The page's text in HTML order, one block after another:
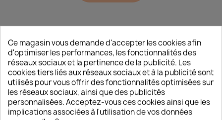
L’ACTUALITÉ/BEAUTÉ
Ce magasin vous demande d'accepter les cookies afin
d'optimiser les performances, les fonctionnalités des
réseaux sociaux et la pertinence de la publicité. Les
cookies tiers liés aux réseaux sociaux et à la publicité sont
utilisés pour vous offrir des fonctionnalités optimisées sur
les réseaux sociaux, ainsi que des publicités
personnalisées. Acceptez-vous ces cookies ainsi que les
implications associées à l'utilisation de vos données